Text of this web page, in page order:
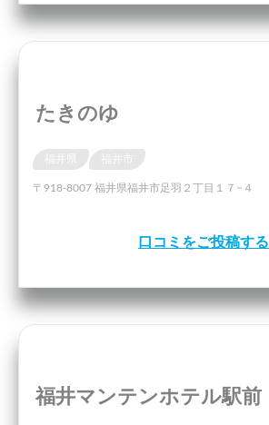
たきのゆ
〒918-8007 福井県福井市足羽２丁目１７−４
口コミをご投稿する
福井マンテンホテル駅前